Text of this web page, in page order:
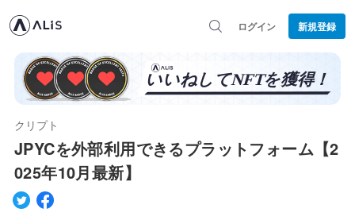
ログイン 新規登録
クリプト
JPYCを外部利用できるプラットフォーム【2
025年10月最新】